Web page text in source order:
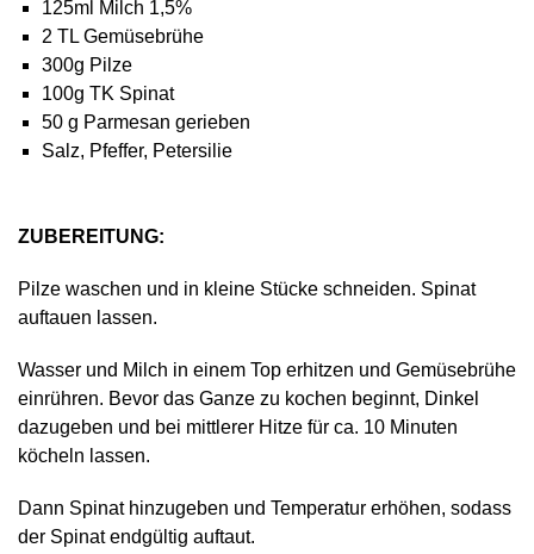
125ml Milch 1,5%
2 TL Gemüsebrühe
300g Pilze
100g TK Spinat
50 g Parmesan gerieben
Salz, Pfeffer, Petersilie
ZUBEREITUNG:
Pilze waschen und in kleine Stücke schneiden. Spinat
auftauen lassen.
Wasser und Milch in einem Top erhitzen und Gemüsebrühe
einrühren. Bevor das Ganze zu kochen beginnt, Dinkel
dazugeben und bei mittlerer Hitze für ca. 10 Minuten
köcheln lassen.
Dann Spinat hinzugeben und Temperatur erhöhen, sodass
der Spinat endgültig auftaut.